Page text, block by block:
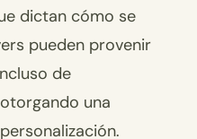
dictan cómo se
pueden provenir
de
una